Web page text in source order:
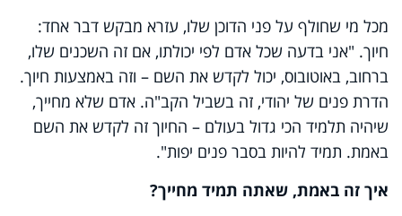
מכל מי שחולף על פני הדוכן שלו, עזרא מבקש דבר אחד:
חיוך. "אני בדעה שכל אדם לפי יכולתו, אם זה השכנים שלו,
ברחוב, באוטובוס, יכול לקדש את השם – וזה באמצעות חיוך.
הדרת פנים של יהודי, זה בשביל הקב"ה. אדם שלא מחייך,
שיהיה תלמיד הכי גדול בעולם – החיוך זה לקדש את השם
באמת. תמיד להיות בסבר פנים יפות".
איך זה באמת, שאתה תמיד מחייך?